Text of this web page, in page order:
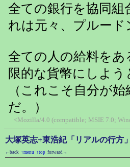
全ての銀行を協同
れは元々、プルー
全ての人の給料を
限的な貨幣にしよう
（これこそ自分が
だ。）
<Mozilla/4.0 (compatible; MSIE 7.0;
大塚英志+東浩紀「リアルの行方」
←back ↑menu ↑top forward→